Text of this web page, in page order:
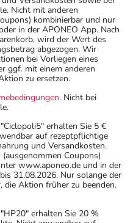
Nicht mit anderen
kombinierbar und nur
in der APONEO App. Nach
wird der Wert des
abgezogen. Wir
bei Vorliegen eines
ggf. mit einem anderen
zu ersetzen.
. Nicht bei
erhalten Sie 5 €
auf rezeptpflichtige
und Versandkosten.
Coupons)
www.aponeo.de und in der
31.08.2026. Nur solange der
Aktion früher zu beenden.
erhalten Sie 20 %